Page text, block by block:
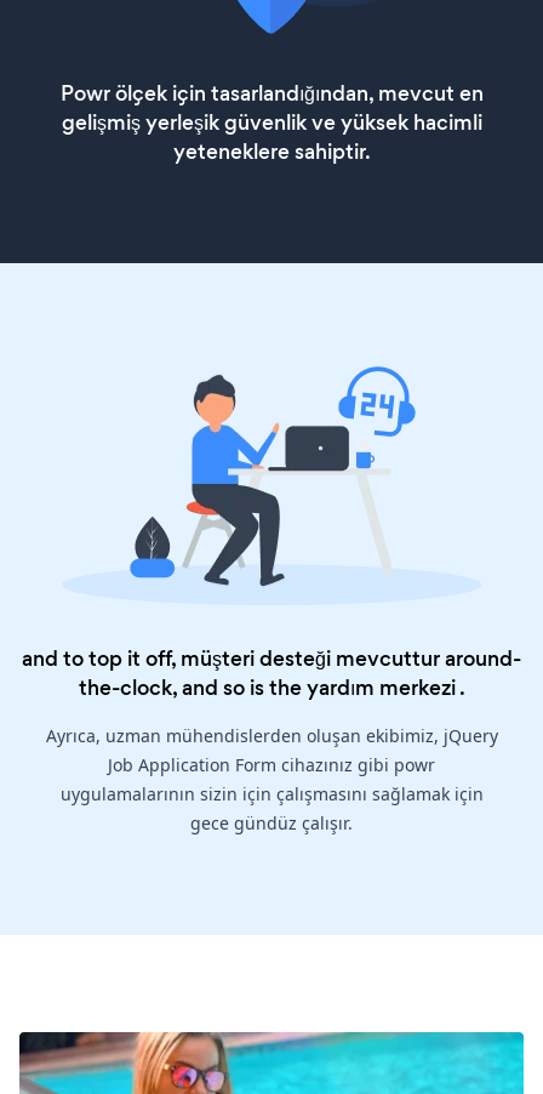
Powr ölçek için tasarlandığından, mevcut en
gelişmiş yerleşik güvenlik ve yüksek hacimli
yeteneklere sahiptir.
and to top it off, müşteri desteği mevcuttur around-
the-clock, and so is theyardım merkezi.
Ayrıca, uzman mühendislerden oluşan ekibimiz, jQuery
Job Application Form cihazınız gibi powr
uygulamalarının sizin için çalışmasını sağlamak için
gece gündüz çalışır.